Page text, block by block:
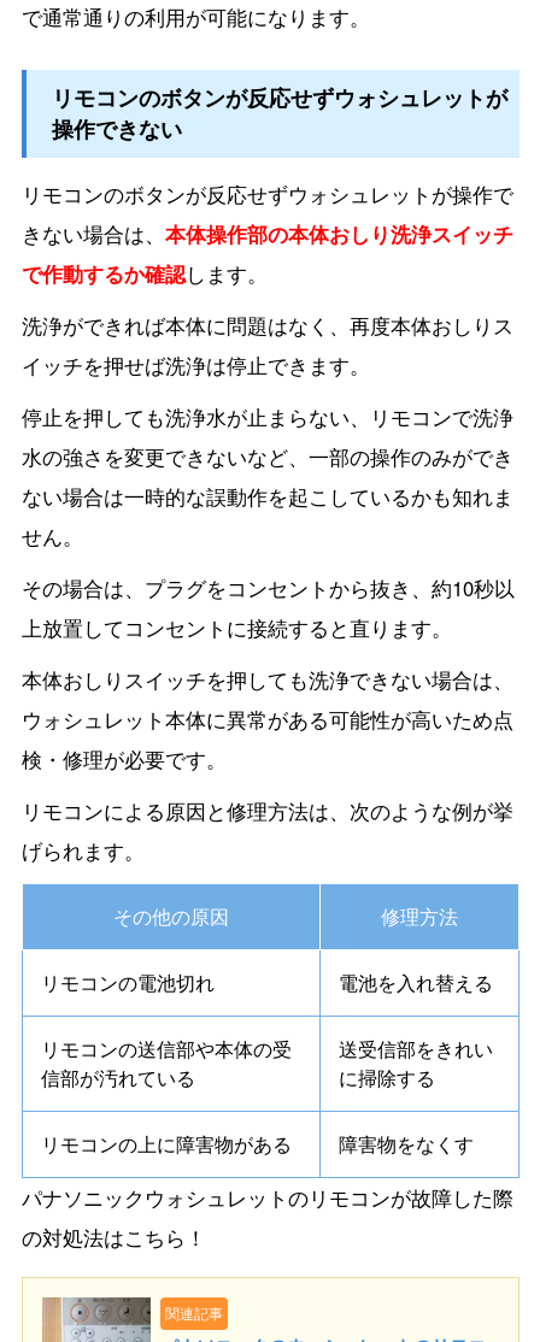
で通常通りの利用が可能になります。
リモコンのボタンが反応せずウォシュレットが
操作できない
リモコンのボタンが反応せずウォシュレットが操作で
きない場合は、 本体操作部の本体おしり洗浄スイッチ
で作動するか確認します。
洗浄ができれば本体に問題はなく、再度本体おしりス
イッチを押せば洗浄は停止できます。
停止を押しても洗浄水が止まらない、リモコンで洗浄
水の強さを変更できないなど、一部の操作のみができ
ない場合は一時的な誤動作を起こしているかも知れま
せん。
その場合は、プラグをコンセントから抜き、約10秒以
上放置してコンセントに接続すると直ります。
本体おしりスイッチを押しても洗浄できない場合は、
ウォシュレット本体に異常がある可能性が高いため点
検・修理が必要です。
リモコンによる原因と修理方法は、次のような例が挙
げられます。
その他の原因 修理方法
リモコンの電池切れ 電池を入れ替える
リモコンの送信部や本体の受
信部が汚れている
送受信部をきれい
に掃除する
リモコンの上に障害物がある 障害物をなくす
パナソニックウォシュレットのリモコンが故障した際
の対処法はこちら！
関連記事